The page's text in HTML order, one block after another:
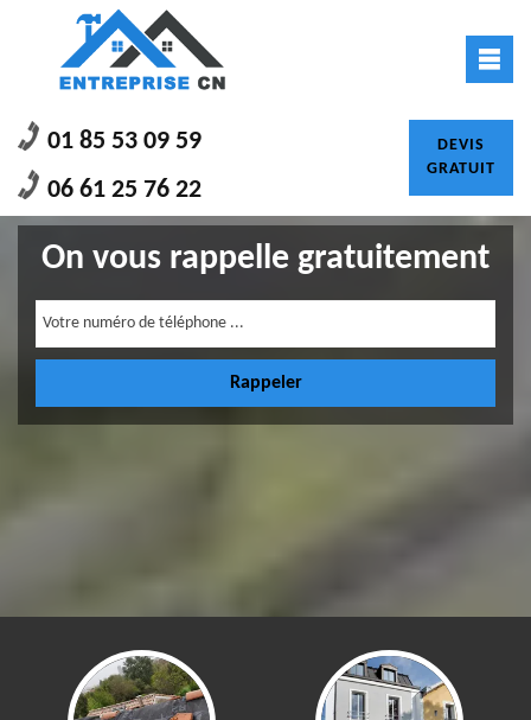
01 85 53 09 59
06 61 25 76 22
DEVIS
GRATUIT
On vous rappelle gratuitement